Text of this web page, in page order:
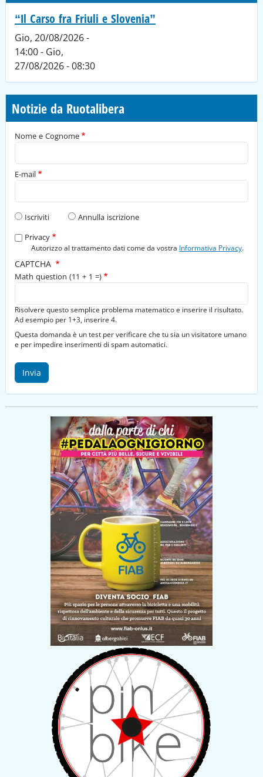
“Il Carso fra Friuli e Slovenia”
Gio, 20/08/2026 -
14:00- Gio,
27/08/2026 - 08:30
Notizie da Ruotalibera
Nome e Cognome
E-mail
Tipo di richiesta
Iscriviti
Annulla iscrizione
Privacy
Autorizzo al trattamento dati come da vostra Informativa Privacy.
CAPTCHA
Math question (11 + 1 =)
Risolvere questo semplice problema matematico e inserire il risultato.
Ad esempio per 1+3, inserire 4.
Questa domanda è un test per verificare che tu sia un visitatore umano
e per impedire inserimenti di spam automatici.